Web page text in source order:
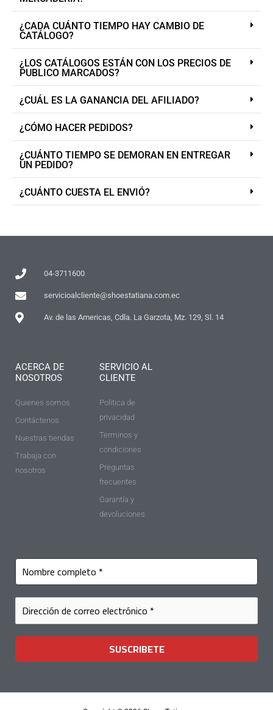
¿CADA CUÁNTO TIEMPO HAY CAMBIO DE
CATÁLOGO?
¿LOS CATÁLOGOS ESTÁN CON LOS PRECIOS DE
PUBLICO MARCADOS?
¿CUÁL ES LA GANANCIA DEL AFILIADO?
¿CÓMO HACER PEDIDOS?
¿CUÁNTO TIEMPO SE DEMORAN EN ENTREGAR
UN PEDIDO?
¿CUÁNTO CUESTA EL ENVIÓ?
04-3711600
servicioalcliente@shoestatiana.com.ec
Av. de las Americas, Cdla. La Garzota, Mz. 129, Sl. 14
ACERCA DE
NOSOTROS
Quienes somos
Contáctenos
Nuestras tiendas
Trabaja con
nosotros
SERVICIO AL
CLIENTE
Politica de
privacidad
Terminos y
condiciones
Preguntas
frecuentes
Garantía y
devoluciones